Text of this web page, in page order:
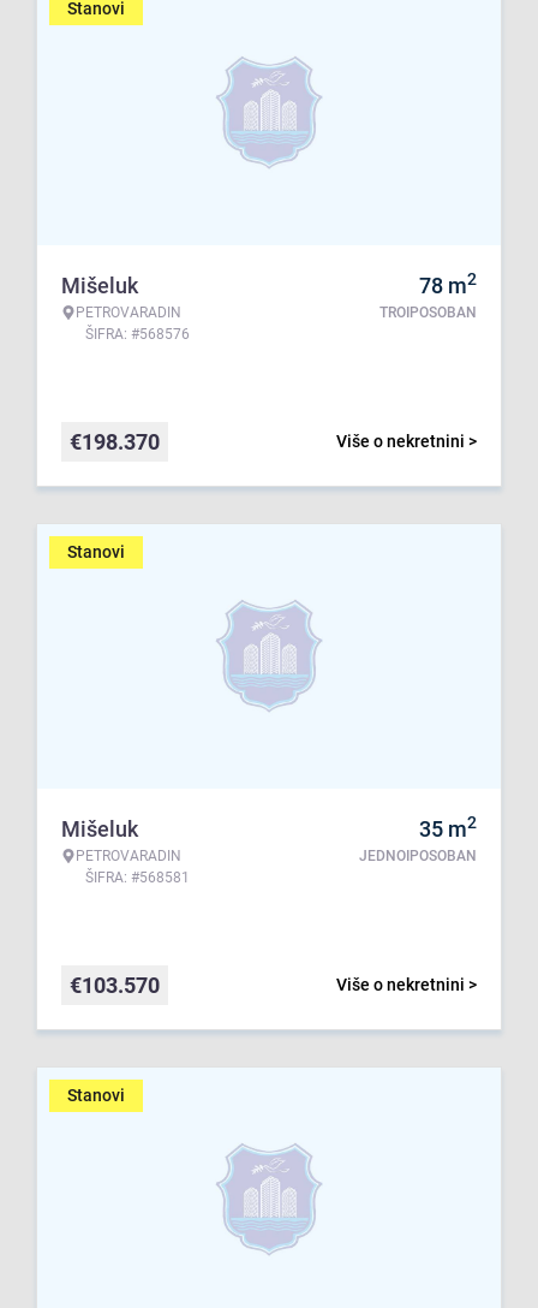
Stanovi
Mišeluk
PETROVARADIN
ŠIFRA: #568576
78 m2
TROIPOSOBAN
Više o nekretnini >
€198.370
Stanovi
Mišeluk
PETROVARADIN
ŠIFRA: #568581
35 m2
JEDNOIPOSOBAN
Više o nekretnini >
€103.570
Stanovi